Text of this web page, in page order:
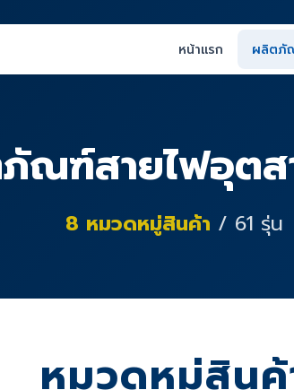
หน้าแรก
ผลิตภั
ณฑ์สายไฟอุตส
8 หมวดหมู่สินค้า / 61 รุ่น
หมวดหมู่สินค้